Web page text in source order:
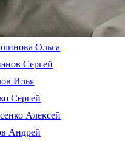
Ольга
Сергей
Илья
Сергей
Алексей
Андрей